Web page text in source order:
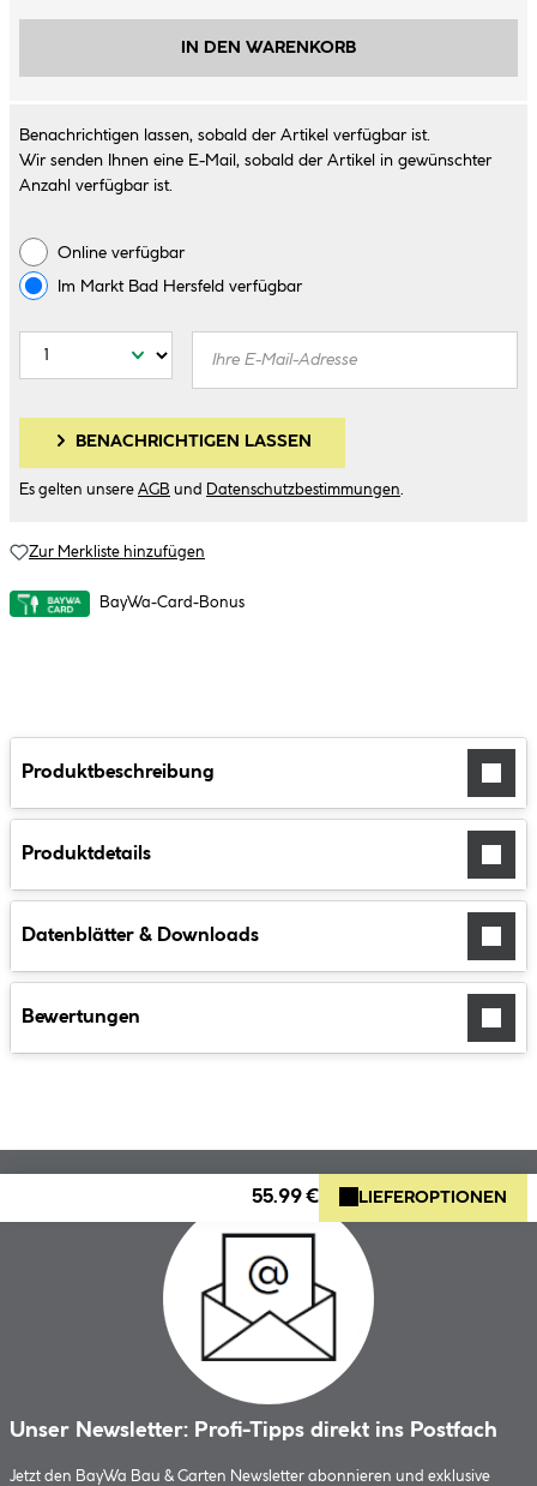
IN DEN WARENKORB
Benachrichtigen lassen, sobald der Artikel verfügbar ist.
Wir senden Ihnen eine E-Mail, sobald der Artikel in gewünschter
Anzahl verfügbar ist.
Online verfügbar
Im Markt Bad Hersfeld verfügbar
BENACHRICHTIGEN LASSEN
Es gelten unsere AGB und Datenschutzbestimmungen
Zur Merkliste hinzufügen
BayWa-Card-Bonus
Produktbeschreibung
Produktdetails
Datenblätter & Downloads
Bewertungen
55.99 € LIEFEROPTIONEN
Unser Newsletter: Profi-Tipps direkt ins Postfach
Jetzt den BayWa Bau & Garten Newsletter abonnieren und exklusive